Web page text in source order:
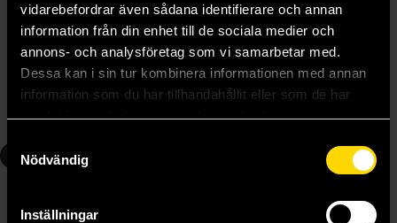
vidarebefordrar även sådana identifierare och annan
information från din enhet till de sociala medier och
annons- och analysföretag som vi samarbetar med.
Dessa kan i sin tur kombinera informationen med annan
information som du har tillhandahållit eller som de har
samlat in när du har använt deras tjänster.
Samtyckesval
Nödvändig
Inställningar
Kaiju No 8 Vol 4
Naoyo Matsumoto
139 kr
Längre leveranstid
Beställ
Kaiju No 8 Vol 5
Naoyo Matsumoto
139 kr
Längre leveranstid
Beställ